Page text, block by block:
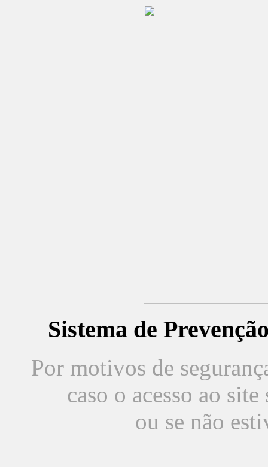
Sistema de
Por motivos de
caso o acesso ao
ou se não